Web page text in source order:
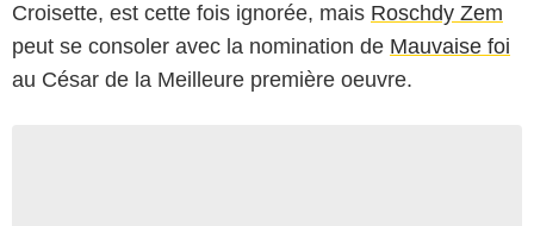
Croisette, est cette fois ignorée, mais Roschdy Zem
peut se consoler avec la nomination de Mauvaise foi
au César de la Meilleure première oeuvre.